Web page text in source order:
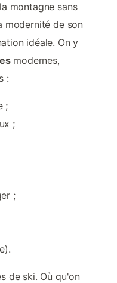
montagne sans
modernité de son
idéale. On y
modernes,
:
;
;
;
de ski. Où qu'on